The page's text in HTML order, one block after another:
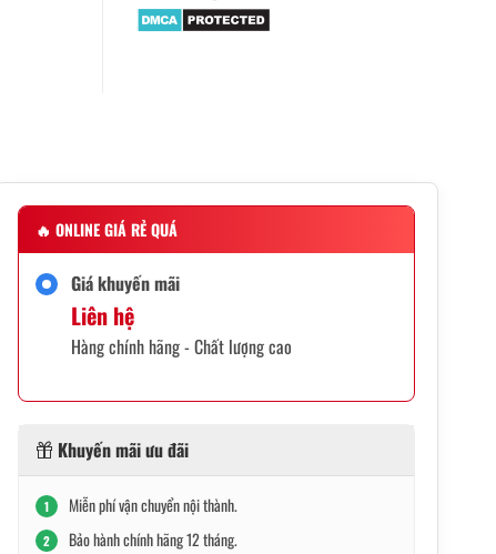
🔥 ONLINE GIÁ RẺ QUÁ
Giá khuyến mãi
Liên hệ
Hàng chính hãng - Chất lượng cao
Khuyến mãi ưu đãi
1 Miễn phí vận chuyển nội thành.
2 Bảo hành chính hãng 12 tháng.